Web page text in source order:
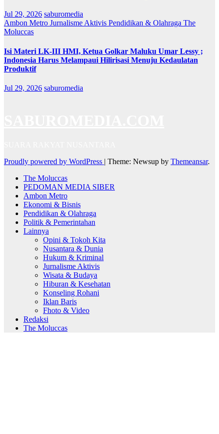
Jul 29, 2026 saburomedia
Ambon Metro Jurnalisme Aktivis Pendidikan & Olahraga The
Moluccas
Isi Materi LK-III HMI, Ketua Golkar Maluku Umar Lessy ;
Indonesia Harus Melampaui Hilirisasi Menuju Kedaulatan
Produktif
Jul 29, 2026 saburomedia
Proudly powered by WordPress | Theme: Newsup by Themeansar.
The Moluccas
PEDOMAN MEDIA SIBER
Ambon Metro
Ekonomi & Bisnis
Pendidikan & Olahraga
Politik & Pemerintahan
Lainnya
Opini & Tokoh Kita
Nusantara & Dunia
Hukum & Kriminal
Jurnalisme Aktivis
Wisata & Budaya
Hiburan & Kesehatan
Konseling Rohani
Iklan Baris
Fhoto & Video
Redaksi
The Moluccas